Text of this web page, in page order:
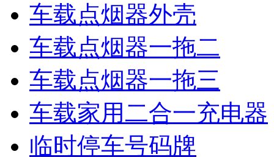
车载点烟器外壳
车载点烟器一拖二
车载点烟器一拖三
车载家用二合一充电器
临时停车号码牌